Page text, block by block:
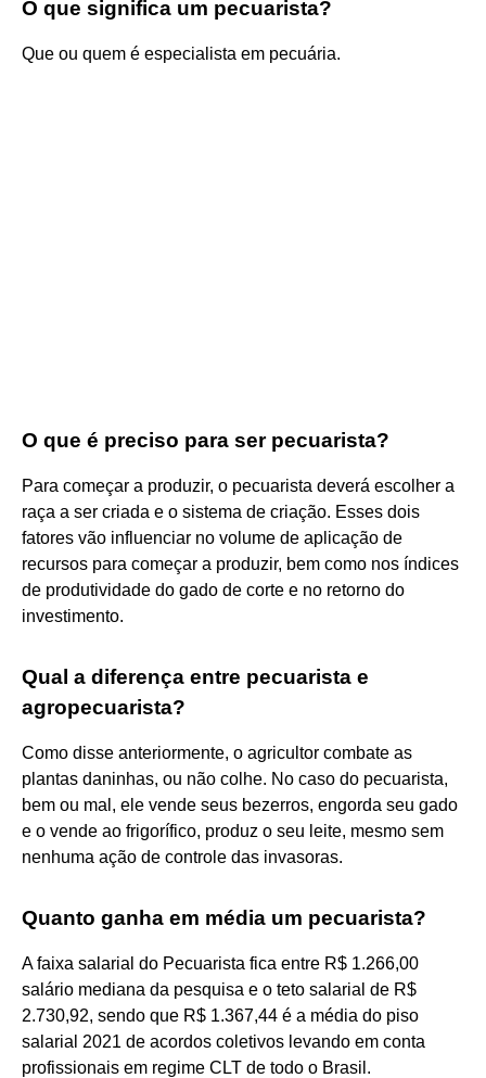
O que significa um pecuarista?
Que ou quem é especialista em pecuária.
O que é preciso para ser pecuarista?
Para começar a produzir, o pecuarista deverá escolher a
raça a ser criada e o sistema de criação. Esses dois
fatores vão influenciar no volume de aplicação de
recursos para começar a produzir, bem como nos índices
de produtividade do gado de corte e no retorno do
investimento.
Qual a diferença entre pecuarista e
agropecuarista?
Como disse anteriormente, o agricultor combate as
plantas daninhas, ou não colhe. No caso do pecuarista,
bem ou mal, ele vende seus bezerros, engorda seu gado
e o vende ao frigorífico, produz o seu leite, mesmo sem
nenhuma ação de controle das invasoras.
Quanto ganha em média um pecuarista?
A faixa salarial do Pecuarista fica entre R$ 1.266,00
salário mediana da pesquisa e o teto salarial de R$
2.730,92, sendo que R$ 1.367,44 é a média do piso
salarial 2021 de acordos coletivos levando em conta
profissionais em regime CLT de todo o Brasil.